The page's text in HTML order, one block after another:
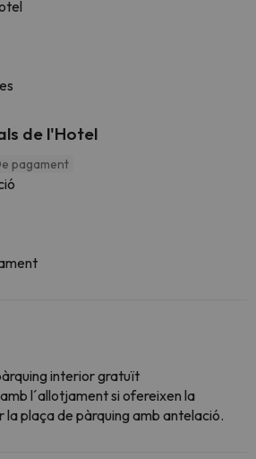
de l'Hotel
pagament
interior gratuït
l´allotjament si ofereixen la
plaça de pàrquing amb antelació.